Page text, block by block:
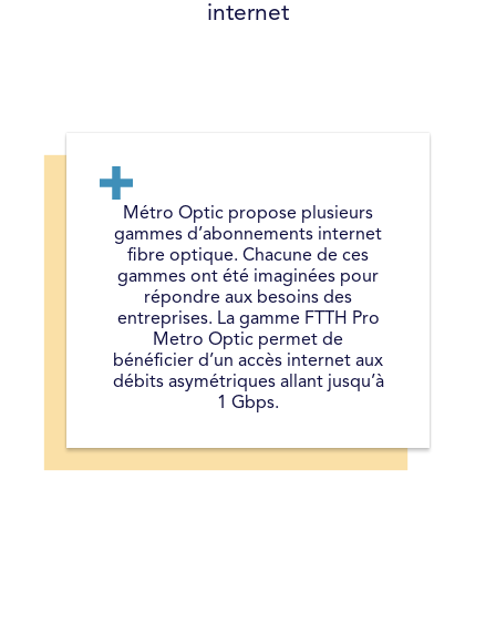
internet
Métro Optic propose plusieurs
gammes d’abonnements internet
fibre optique. Chacune de ces
gammes ont été imaginées pour
répondre aux besoins des
entreprises. La gamme FTTH Pro
Metro Optic permet de
bénéficier d’un accès internet aux
débits asymétriques allant jusqu’à
1 Gbps.